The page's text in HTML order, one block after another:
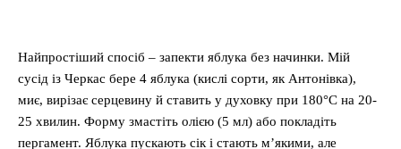
Найпростіший спосіб – запекти яблука без начинки. Мій
сусід із Черкас бере 4 яблука (кислі сорти, як Антонівка),
миє, вирізає серцевину й ставить у духовку при 180°C на 20-
25 хвилин. Форму змастіть олією (5 мл) або покладіть
пергамент. Яблука пускають сік і стають м’якими, але